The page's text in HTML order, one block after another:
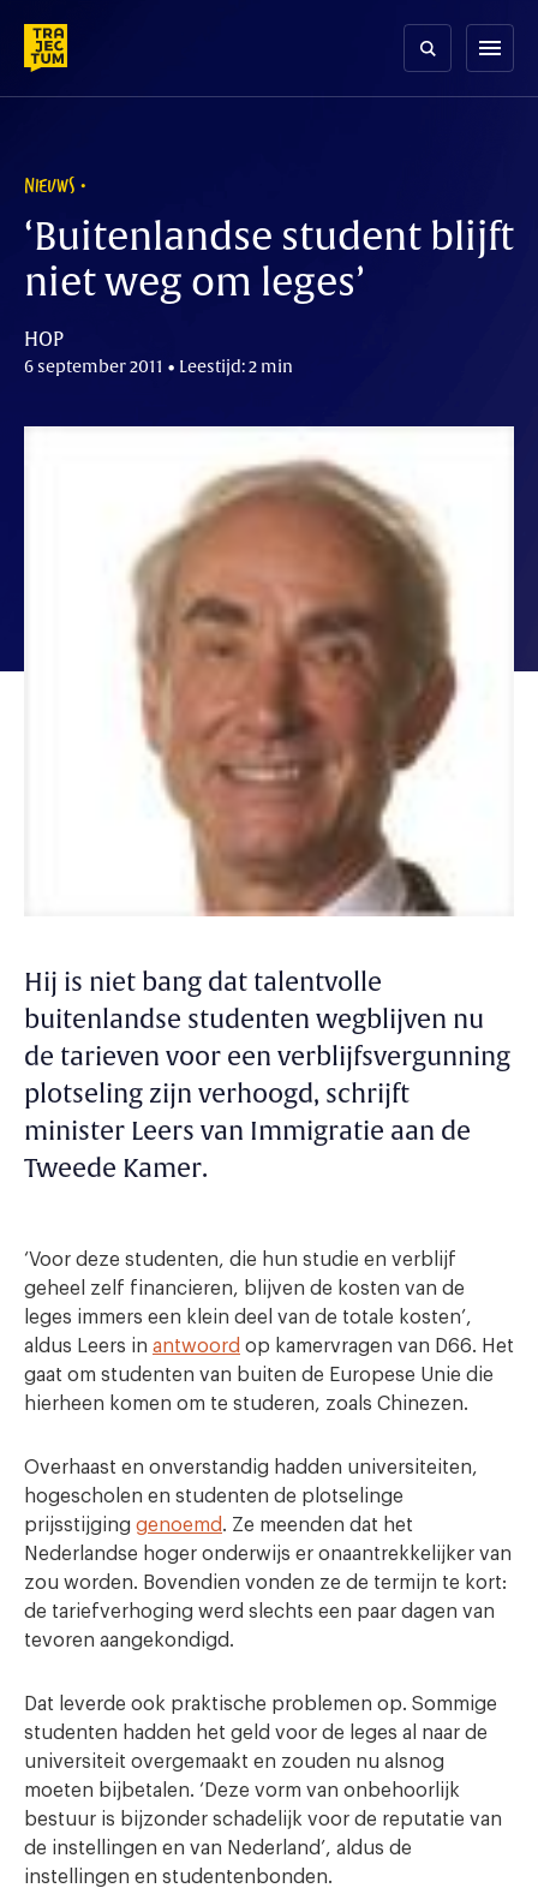
content
menu
NIEUWS
‘Buitenlandse student blijft
niet weg om leges’
HOP
6 september 2011 • Leestijd: 2 min
Hij is niet bang dat talentvolle
buitenlandse studenten wegblijven nu
de tarieven voor een verblijfsvergunning
plotseling zijn verhoogd, schrijft
minister Leers van Immigratie aan de
Tweede Kamer.
‘Voor deze studenten, die hun studie en verblijf
geheel zelf financieren, blijven de kosten van de
leges immers een klein deel van de totale kosten’,
aldus Leers in antwoord op kamervragen van D66. Het
gaat om studenten van buiten de Europese Unie die
hierheen komen om te studeren, zoals Chinezen.
Overhaast en onverstandig hadden universiteiten,
hogescholen en studenten de plotselinge
prijsstijging genoemd. Ze meenden dat het
Nederlandse hoger onderwijs er onaantrekkelijker van
zou worden. Bovendien vonden ze de termijn te kort:
de tariefverhoging werd slechts een paar dagen van
tevoren aangekondigd.
Dat leverde ook praktische problemen op. Sommige
studenten hadden het geld voor de leges al naar de
universiteit overgemaakt en zouden nu alsnog
moeten bijbetalen. ‘Deze vorm van onbehoorlijk
bestuur is bijzonder schadelijk voor de reputatie van
de instellingen en van Nederland’, aldus de
instellingen en studentenbonden.